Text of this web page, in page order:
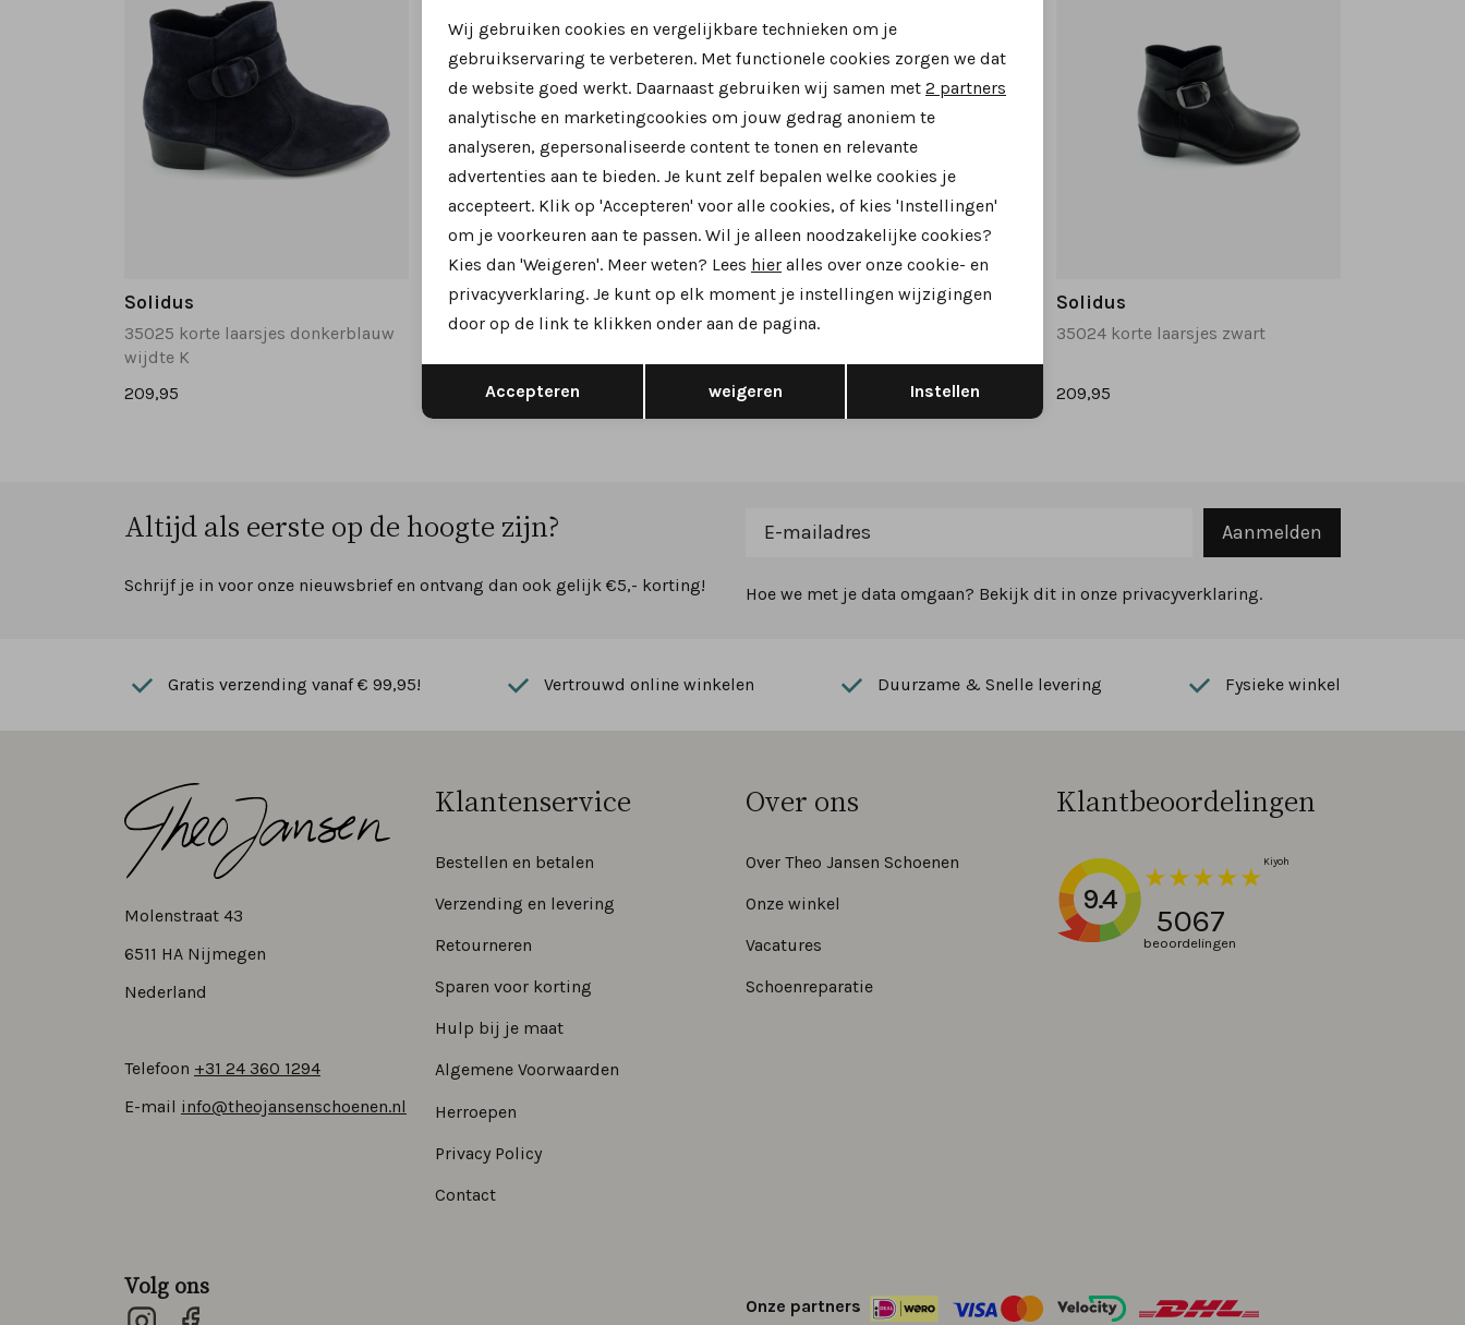
Solidus
35025 korte laarsjes donkerblauw
wijdte K
209,95
Solidus
69038 korte laarsjes zwart
229,95
Solidus
35026 korte laarsjes taupe
209,95
Solidus
35024 korte laarsjes zwart
209,95
Altijd als eerste op de hoogte zijn?
Schrijf je in voor onze nieuwsbrief en ontvang dan ook gelijk €5,- korting!
Aanmelden
Hoe we met je data omgaan? Bekijk dit in onze privacyverklaring.
Gratis verzending vanaf € 99,95! Vertrouwd online winkelen Duurzame & Snelle levering Fysieke winkel
Molenstraat 43
6511 HA Nijmegen
Nederland
Telefoon +31 24 360 1294
E-mail info@theojansenschoenen.nl
Klantenservice
Bestellen en betalen
Verzending en levering
Retourneren
Sparen voor korting
Hulp bij je maat
Algemene Voorwaarden
Herroepen
Privacy Policy
Contact
Over ons
Over Theo Jansen Schoenen
Onze winkel
Vacatures
Schoenreparatie
Klantbeoordelingen
9.4
5067
beoordelingen
Volg ons
Onze partners
Analytische cookies Marketing cookies
Terug Opslaan
Wij gebruiken cookies en vergelijkbare technieken om je
gebruikservaring te verbeteren. Met functionele cookies zorgen we dat
de website goed werkt. Daarnaast gebruiken wij samen met 2 partners
analytische en marketingcookies om jouw gedrag anoniem te
analyseren, gepersonaliseerde content te tonen en relevante
advertenties aan te bieden. Je kunt zelf bepalen welke cookies je
accepteert. Klik op 'Accepteren' voor alle cookies, of kies 'Instellingen'
om je voorkeuren aan te passen. Wil je alleen noodzakelijke cookies?
Kies dan 'Weigeren'. Meer weten? Lees hier alles over onze cookie- en
privacyverklaring. Je kunt op elk moment je instellingen wijzigingen
door op de link te klikken onder aan de pagina.
Accepteren weigeren Instellen